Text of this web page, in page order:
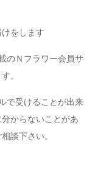
をします
のＮフラワー会員サ
。
で受けることが出来
からないことがあ
談下さい。